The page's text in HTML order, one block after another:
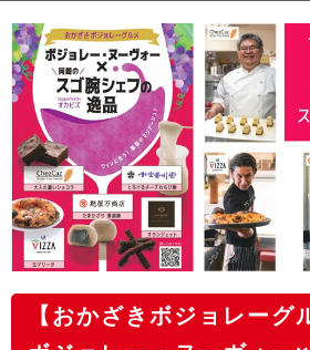
【おかざきボジョレーグ